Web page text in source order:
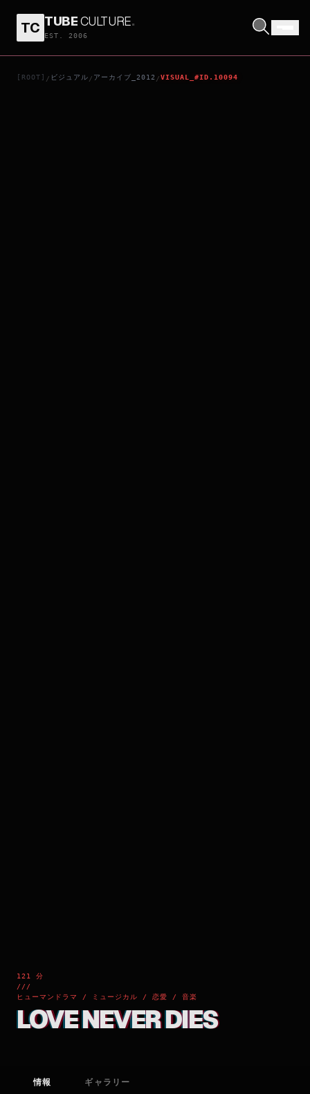
TC TUBECULTURE.
EST. 2006
[ROOT] / ビジュアル / アーカイブ_2012 /VISUAL_#ID.10094
121 分
///
ヒューマンドラマ / ミュージカル / 恋愛 / 音楽
LOVE NEVER DIES
LOVE NEVER DIES
情報 ギャラリー